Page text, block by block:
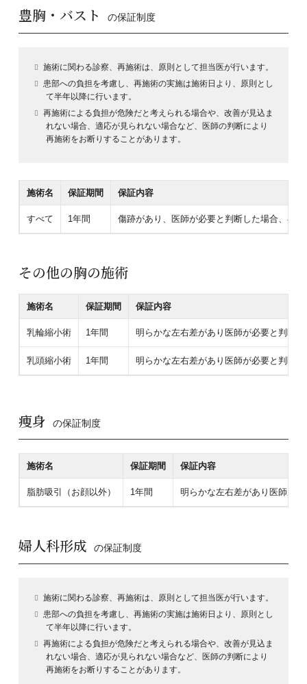
豊胸・バスト の保証制度
施術に関わる診察、再施術は、原則として担当医が行います。
患部への負担を考慮し、再施術の実施は施術日より、原則とし
て半年以降に行います。
再施術による負担が危険だと考えられる場合や、改善が見込ま
れない場合、適応が見られない場合など、医師の判断により
再施術をお断りすることがあります。
施術名 保証期間 保証内容
すべて 1年間 傷跡があり、医師が必要と判断した場合、再
その他の胸の施術
施術名 保証期間 保証内容
乳輪縮小術 1年間 明らかな左右差があり医師が必要と判断
乳頭縮小術 1年間 明らかな左右差があり医師が必要と判断
痩身 の保証制度
施術名 保証期間 保証内容
脂肪吸引（お顔以外） 1年間 明らかな左右差があり医師が
婦人科形成 の保証制度
施術に関わる診察、再施術は、原則として担当医が行います。
患部への負担を考慮し、再施術の実施は施術日より、原則とし
て半年以降に行います。
再施術による負担が危険だと考えられる場合や、改善が見込ま
れない場合、適応が見られない場合など、医師の判断により
再施術をお断りすることがあります。